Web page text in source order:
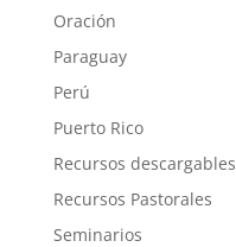
Oración
Paraguay
Perú
Puerto Rico
Recursos descargables
Recursos Pastorales
Seminarios